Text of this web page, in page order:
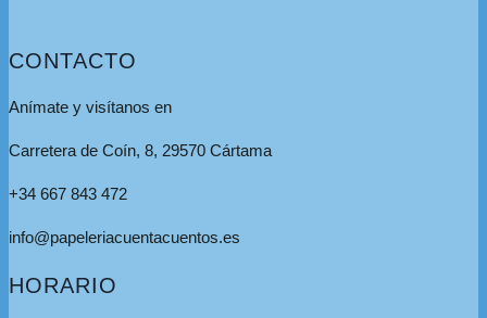
CONTACTO
Anímate y visítanos en
Carretera de Coín, 8, 29570 Cártama
+34 667 843 472
info@papeleriacuentacuentos.es
HORARIO